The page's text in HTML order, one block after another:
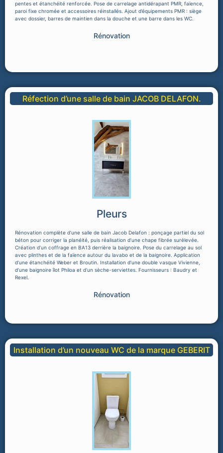
pentes et étanchéité renforcée. Pose de carrelage antidérapant PMR, faïence,
paroi fixe chromée et accessoires réinstallés. Ajout d’équipements PMR : siège
avec dossier, barres de maintien dans la douche et une barre dans les WC.
Rénovation
Réfection d’une salle de bain JACOB DELAFON.
Pleurs
Rénovation complète d’une salle de bain Jacob Delafon : ponçage partiel du sol
béton pour corriger la planéité, puis réalisation d’une chape fibrée surélevée.
Création d’un coffrage en BA13 derrière la baignoire. Pose du carrelage au sol
avec plinthes et de la faïence autour du lavabo et de la baignoire. Application
d’une étanchéité Weber et Broutin. Installation d’une double vasque Vivienne,
d’une baignoire îlot Philoa et d’un sèche-serviettes. Fournisseurs : Baudry et
Rexel.
Rénovation
Installation d’un nouveau WC de la marque GEBERIT